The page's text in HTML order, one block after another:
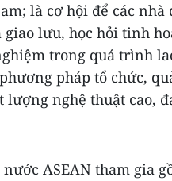
là cơ hội để các
lưu, học hỏi tinh
trong quá trình
pháp tổ chức,
lượng nghệ thuật cao,
ASEAN tham gia